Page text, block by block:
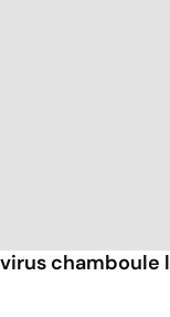
chamboule